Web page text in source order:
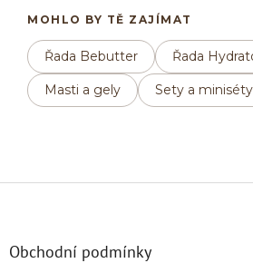
MOHLO BY TĚ ZAJÍMAT
Řada Bebutter Řada
Masti a gely Sety a miniséty
Z
Obchodní podmínky